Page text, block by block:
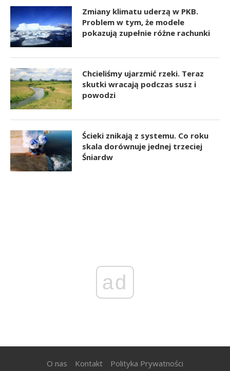
Zmiany klimatu uderzą w PKB.
Problem w tym, że modele
pokazują zupełnie różne rachunki
Chcieliśmy ujarzmić rzeki. Teraz
skutki wracają podczas susz i
powodzi
Ścieki znikają z systemu. Co roku
skala dorównuje jednej trzeciej
Śniardw
ad
O nas Kontakt Polityka Prywatności